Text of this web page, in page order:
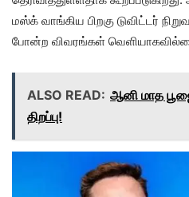
மஸ்க் வாங்கிய பிறகு டுவிட்டர்
போன்ற விவரங்கள்
ALSO READ: ஆனி மாத
திறப்பு!